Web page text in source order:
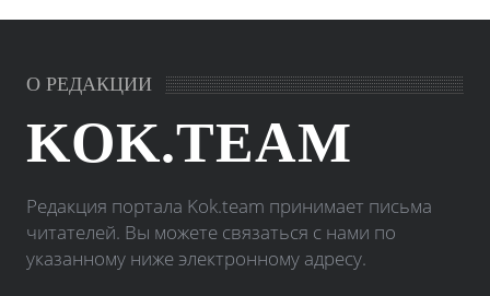
О РЕДАКЦИИ
KOK.TEAM
Редакция портала Kok.team принимает письма
читателей. Вы можете связаться с нами по
указанному ниже электронному адресу.